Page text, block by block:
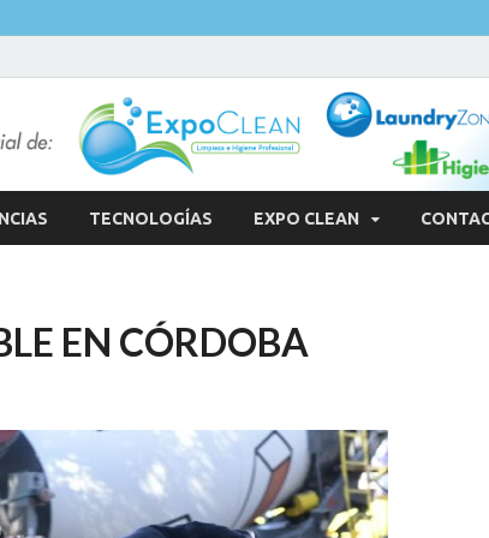
TECNOLOGÍAS EXPO CLEAN
EN CÓRDOBA